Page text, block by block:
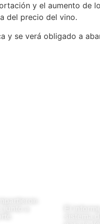
y el aumento de
del precio del vino.
se verá obligado a